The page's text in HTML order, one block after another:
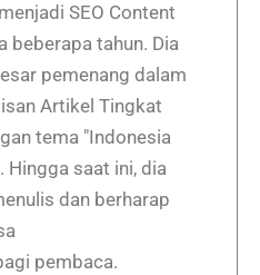
SEO Content
beberapa tahun. Dia
pemenang dalam
Artikel Tingkat
tema "Indonesia
Hingga saat ini, dia
dan berharap
pembaca.